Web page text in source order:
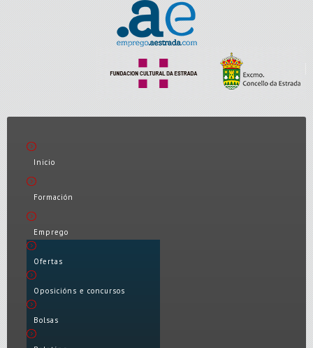
Inicio
Formación
Emprego
Ofertas
Oposicións e concursos
Bolsas